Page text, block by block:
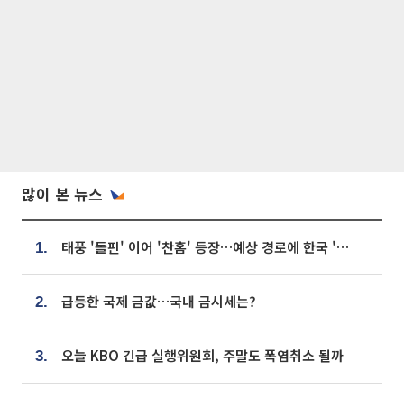
많이 본 뉴스
1. 태풍 '돌핀' 이어 '찬홈' 등장…예상 경로에 한국 '한숨'
2. 급등한 국제 금값…국내 금시세는?
3. 오늘 KBO 긴급 실행위원회, 주말도 폭염취소 될까